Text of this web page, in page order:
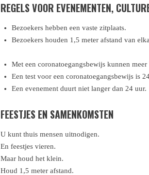
REGELS VOOR EVENEMENTEN,
Bezoekers hebben een vaste zitplaats.
Bezoekers houden 1,5 meter afstand van
Met een coronatoegangsbewijs kunnen
Een test voor een coronatoegangsbewijs is
Een evenement duurt niet langer dan 24 uur.
FEESTJES EN SAMENKOMSTEN
U kunt thuis mensen uitnodigen.
En feestjes vieren.
Maar houd het klein.
Houd 1,5 meter afstand.